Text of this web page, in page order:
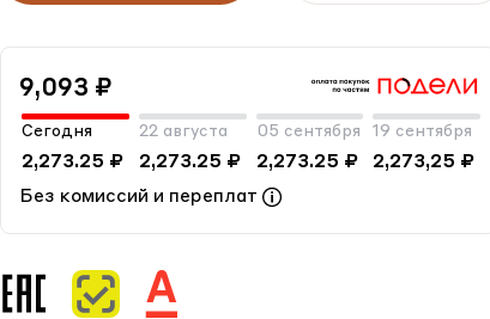
9,093 ₽
Сегодня
2,273.25 ₽
22 августа
2,273.25 ₽
05 сентября
2,273.25 ₽
19 сентября
2,273,25 ₽
Без комиссий и переплат